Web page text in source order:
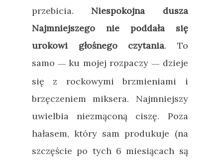
przebicia.Niespokojna dusza
Najmniejszego nie poddała się
urokowi głośnego czytania. To
samo —ku mojej rozpaczy— dzieje
się z rockowymi brzmieniami i
brzęczeniem miksera. Najmniejszy
uwielbia niezmąconą ciszę. Poza
hałasem, który sam produkuje (na
szczęście po tych 6 miesiącach są